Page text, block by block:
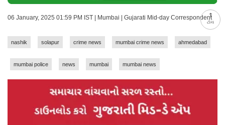
ટોચ
06 January, 2025 01:59 PM IST | Mumbai | Gujarati Mid-day Correspondent
nashik solapur crime news mumbai crime news ahmedabad
mumbai police news mumbai mumbai news